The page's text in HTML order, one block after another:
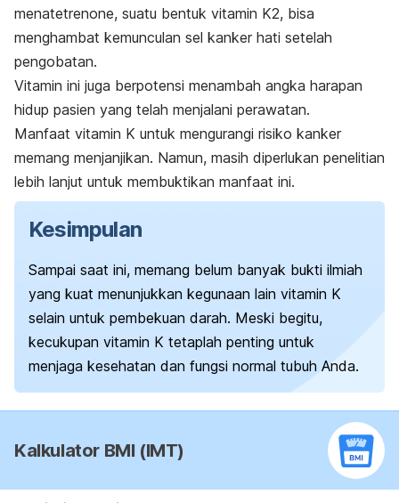
menatetrenone, suatu bentuk vitamin K2, bisa
menghambat kemunculan sel kanker hati setelah
pengobatan.
Vitamin ini juga berpotensi menambah angka harapan
hidup pasien yang telah menjalani perawatan.
Manfaat vitamin K untuk mengurangi risiko kanker
memang menjanjikan. Namun, masih diperlukan penelitian
lebih lanjut untuk membuktikan manfaat ini.
Kesimpulan
Sampai saat ini, memang belum banyak bukti ilmiah
yang kuat menunjukkan kegunaan lain vitamin K
selain untuk pembekuan darah. Meski begitu,
kecukupan vitamin K tetaplah penting untuk
menjaga kesehatan dan fungsi normal tubuh Anda.
Kalkulator BMI (IMT)